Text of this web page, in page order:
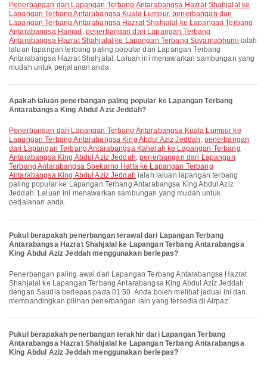
penerbangan dari Lapangan Terbang Antarabangsa Hazrat Shahjalal ke
Lapangan Terbang Antarabangsa Kuala Lumpur,penerbangan dari
Lapangan Terbang Antarabangsa Hazrat Shahjalal ke Lapangan Terbang
Antarabangsa Hamad , penerbangan dari Lapangan Terbang
Antarabangsa Hazrat Shahjalal ke Lapangan Terbang Suvarnabhumi ialah
laluan lapangan terbang paling popular dari Lapangan Terbang
Antarabangsa Hazrat Shahjalal. Laluan ini menawarkan sambungan yang
mudah untuk perjalanan anda.
Apakah laluan penerbangan paling popular ke Lapangan Terbang
Antarabangsa King Abdul Aziz Jeddah?
penerbangan dari Lapangan Terbang Antarabangsa Kuala Lumpur ke
Lapangan Terbang Antarabangsa King Abdul Aziz Jeddah, penerbangan
dari Lapangan Terbang Antarabangsa Kaherah ke Lapangan Terbang
Antarabangsa King Abdul Aziz Jeddah,penerbangan dari Lapangan
Terbang Antarabangsa Soekarno Hatta ke Lapangan Terbang
Antarabangsa King Abdul Aziz Jeddah ialah laluan lapangan terbang
paling popular ke Lapangan Terbang Antarabangsa King Abdul Aziz
Jeddah. Laluan ini menawarkan sambungan yang mudah untuk
perjalanan anda.
Pukul berapakah penerbangan terawal dari Lapangan Terbang
Antarabangsa Hazrat Shahjalal ke Lapangan Terbang Antarabangsa
King Abdul Aziz Jeddah menggunakan berlepas?
Penerbangan paling awal dari Lapangan Terbang Antarabangsa Hazrat
Shahjalal ke Lapangan Terbang Antarabangsa King Abdul Aziz Jeddah
dengan Saudia berlepas pada 01:50. Anda boleh melihat jadual ini dan
membandingkan pilihan penerbangan lain yang tersedia di Airpaz.
Pukul berapakah penerbangan terakhir dari Lapangan Terbang
Antarabangsa Hazrat Shahjalal ke Lapangan Terbang Antarabangsa
King Abdul Aziz Jeddah menggunakan berlepas?